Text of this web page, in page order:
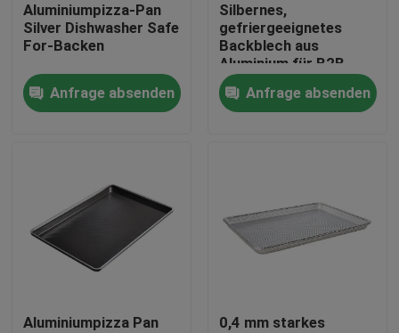
Qualitätskontrolle
Treten Sie mit uns in Verbindung
Fälle
Aluminiumbackblech
Aluminium-Pizzapfanne
Aluminiumpizza-Pan
Silver Dishwasher Safe
For-Backen
Anfrage absenden
Silbernes,
gefriergeeignetes
Backblech aus
Aluminium für B2B-
Käufer
Anfrage absenden
Aluminiumpizza Pan
0,4 mm starkes